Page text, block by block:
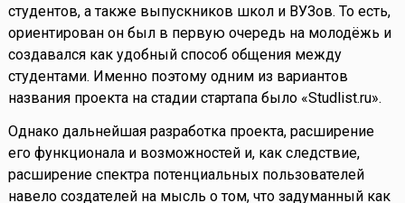
студентов, а также выпускников школ и ВУЗов. То есть,
ориентирован он был в первую очередь на молодёжь и
создавался как удобный способ общения между
студентами. Именно поэтому одним из вариантов
названия проекта на стадии стартапа было «Studlist.ru».
Однако дальнейшая разработка проекта, расширение
его функционала и возможностей и, как следствие,
расширение спектра потенциальных пользователей
навело создателей на мысль о том, что задуманный как